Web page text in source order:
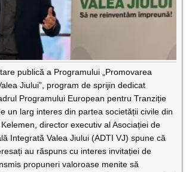
publică a Programului „Promovarea
Jiului”, program de sprijin dedicat
Programului European pentru Tranziție
un larg interes din partea societății civile din
director executiv al Asociației de
Integrată Valea Jiului (ADTI VJ) spune că
au răspuns cu interes invitației de
propuneri valoroase menite să